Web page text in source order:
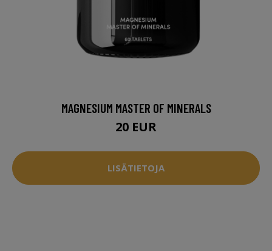
MAGNESIUM MASTER OF MINERALS
20 EUR
LISÄTIETOJA